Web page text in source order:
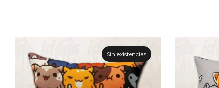
Sin existencias